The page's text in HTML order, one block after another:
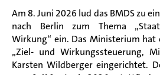
Am 8. Juni 2026 lud das BMDS zu
nach Berlin zum Thema
Wirkung“ ein. Das Ministerium hat
„Ziel- und Wirkungssteuerung,
Karsten Wildberger eingerichtet.